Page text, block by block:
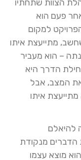
הצוות שתחתיו
פעם הוא
למקום
מתייעצת איתו
– הוא מעביר
הדרך היא
המצב, אבל
מתייעצת איתו
להיאלם
מנקודת
מוצא עצמו